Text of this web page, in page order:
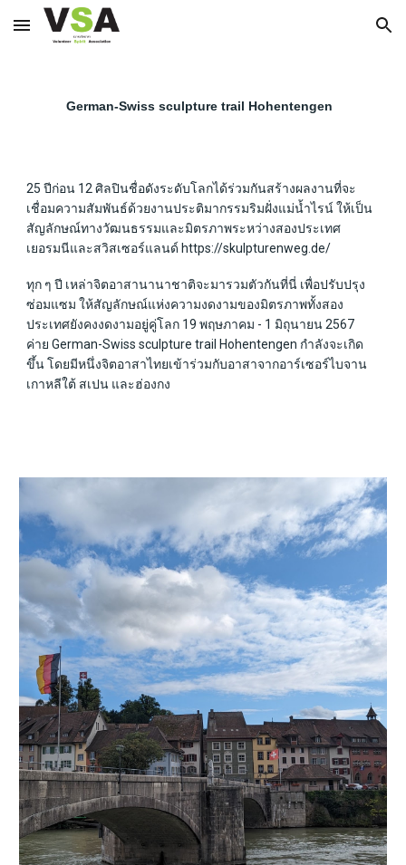
Skip to main content Skip to navigation
German-Swiss sculpture trail Hohentengen
25 ปีก่อน 12 ศิลปินชื่อดังระดับโลกได้ร่วมกันสร้างผลงานที่จะ
เชื่อมความสัมพันธ์ด้วยงานประติมากรรมริมฝั่งแม่น้ำไรน์ ให้เป็น
สัญลักษณ์ทางวัฒนธรรมและมิตรภาพระหว่างสองประเทศ
เยอรมนีและสวิสเซอร์แลนด์ https://skulpturenweg.de/
ทุก ๆ ปี เหล่าจิตอาสานานาชาติจะมารวมตัวกันที่นี่ เพื่อปรับปรุง
ซ่อมแซม ให้สัญลักษณ์แห่งความงดงามของมิตรภาพทั้งสอง
ประเทศยังคงงดงามอยู่คู่โลก 19 พฤษภาคม - 1 มิถุนายน 2567
ค่าย German-Swiss sculpture trail Hohentengen กำลังจะเกิด
ขึ้น โดยมีหนึ่งจิตอาสาไทยเข้าร่วมกับอาสาจากอาร์เซอร์ไบจาน
เกาหลีใต้ สเปน และฮ่องกง